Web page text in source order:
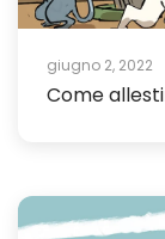
giugno 2, 2022
Come